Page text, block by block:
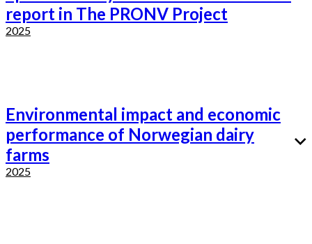
report in The PRONV Project
2025
Environmental impact and economic
performance of Norwegian dairy
farms
2025